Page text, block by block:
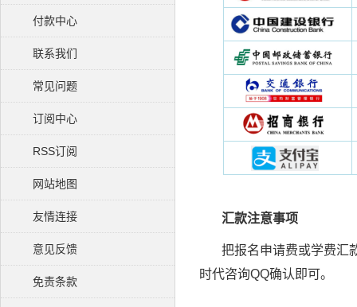
付款中心
联系我们
常见问题
订阅中心
RSS订阅
网站地图
友情连接
意见反馈
免责条款
汇款注意事项
把报名申请费或学费汇
时代咨询QQ确认即可。